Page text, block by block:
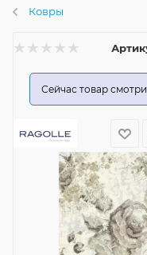
Ковры
Сейчас товар